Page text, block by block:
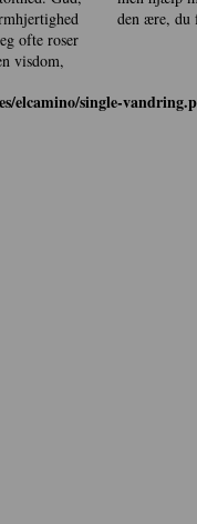
ofte roser
visdom,
den ære, du
elcamino/single-